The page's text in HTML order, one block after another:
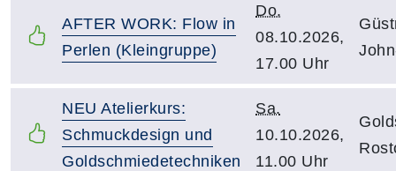
AFTER WORK: Flow in
Perlen (Kleingruppe)
Do.
08.10.2026,
17.00 Uhr
NEU Atelierkurs:
Schmuckdesign und
Goldschmiedetechniken
Sa.
10.10.2026,
11.00 Uhr